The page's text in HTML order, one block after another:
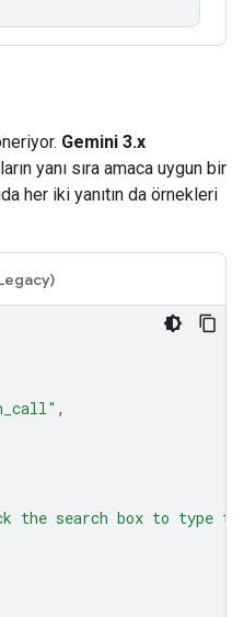
Gemini 3.x
yanı sıra amaca uygun bir
her iki yanıtın da örnekleri
,
the search box to type